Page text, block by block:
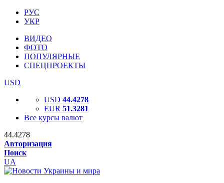
РУС
УКР
ВИДЕО
ФОТО
ПОПУЛЯРНЫЕ
СПЕЦПРОЕКТЫ
USD
USD 44.4278
EUR 51.3281
Все курсы валют
44.4278
Авторизация
Поиск
UA